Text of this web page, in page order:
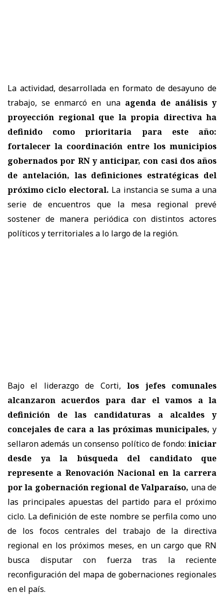
La actividad, desarrollada en formato de desayuno de
trabajo, se enmarcó en unaagenda de análisis y
proyección regional que la propia directiva ha
definido como prioritaria para este año:
fortalecer la coordinación entre los municipios
gobernados por RN y anticipar, con casi dos años
de antelación, las definiciones estratégicas del
próximo ciclo electoral. La instancia se suma a una
serie de encuentros que la mesa regional prevé
sostener de manera periódica con distintos actores
políticos y territoriales a lo largo de la región.
Bajo el liderazgo de Corti, los jefes comunales
alcanzaron acuerdos para dar el vamos a la
definición de las candidaturas a alcaldes y
concejales de cara a las próximas municipales, y
sellaron además un consenso político de fondo: iniciar
desde ya la búsqueda del candidato que
represente a Renovación Nacional en la carrera
por la gobernación regional de Valparaíso, una de
las principales apuestas del partido para el próximo
ciclo. La definición de este nombre se perfila como uno
de los focos centrales del trabajo de la directiva
regional en los próximos meses, en un cargo que RN
busca disputar con fuerza tras la reciente
reconfiguración del mapa de gobernaciones regionales
en el país.